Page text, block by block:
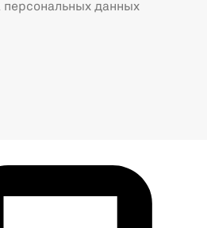
персональных данных